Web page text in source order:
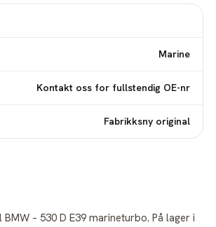
Marine
Kontakt oss for fullstendig OE-nr
Fabrikksny original
– 530 D E39 marineturbo. På lager i